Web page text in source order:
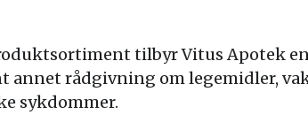
tilbyr Vitus Apotek
annet rådgivning om legemidler,
sykdommer.